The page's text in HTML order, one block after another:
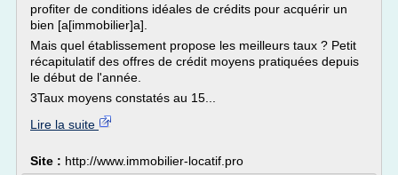
profiter de conditions idéales de crédits pour acquérir un
bien [a[immobilier]a].
Mais quel établissement propose les meilleurs taux ? Petit
récapitulatif des offres de crédit moyens pratiquées depuis
le début de l'année.
3Taux moyens constatés au 15...
Lire la suite
Site : http://www.immobilier-locatif.pro